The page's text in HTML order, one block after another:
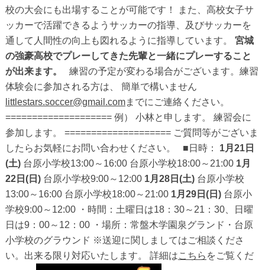
校の大会にも出場することが可能です！ また、高校女子サ
ッカーで活躍できるようサッカーの指導、及びサッカーを
通して人間性の向上も図れるように指導しています。 宮城
の強豪高校でプレーしてきた先輩と一緒にプレーすること
が出来ます。
練習の予定が変わる場合がございます。練習
体験会に参加される方は、 簡単で構いません
littlestars.soccer@gmail.comまでにご連絡ください。
==================== 例） 小林と申します。 練習会に
参加します。 ==================== ご質問等がございま
したらお気軽にお問い合わせください。 ■日時： 1月21日
(土)台原小学校13:00～16:00 台原小学校18:00～21:00 1月
22日(日)台原小学校9:00～12:00 1月28日(土)台原小学校
13:00～16:00 台原小学校18:00～21:00 1月29日(日)台原小
学校9:00～12:00 ・時間：土曜日は18：30～21：30、日曜
日は9：00～12：00 ・場所：常盤木学園泉グランド・台原
小学校のグラウンド ※送迎に関しましてはご相談くださ
い。出来る限り対応いたします。 詳細はこちら をご覧くだ